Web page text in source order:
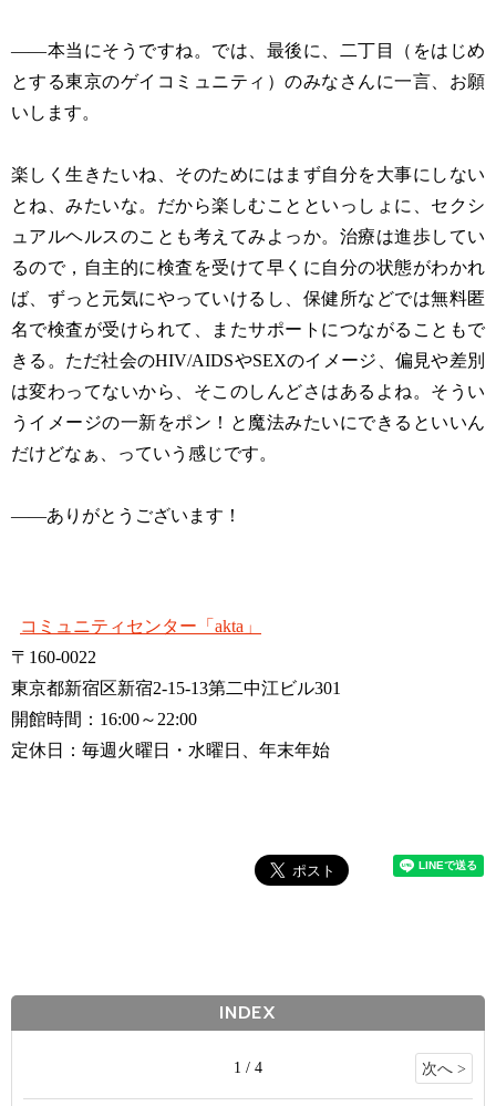
——本当にそうですね。では、最後に、二丁目（をはじめ
とする東京のゲイコミュニティ）のみなさんに一言、お願
いします。
楽しく生きたいね、そのためにはまず自分を大事にしない
とね、みたいな。だから楽しむことといっしょに、セクシ
ュアルヘルスのことも考えてみよっか。治療は進歩してい
るので，自主的に検査を受けて早くに自分の状態がわかれ
ば、ずっと元気にやっていけるし、保健所などでは無料匿
名で検査が受けられて、またサポートにつながることもで
きる。ただ社会のHIV/AIDSやSEXのイメージ、偏見や差別
は変わってないから、そこのしんどさはあるよね。そうい
うイメージの一新をポン！と魔法みたいにできるといいん
だけどなぁ、っていう感じです。
——ありがとうございます！
コミュニティセンター「akta」
〒160-0022
東京都新宿区新宿2-15-13第二中江ビル301
開館時間：16:00～22:00
定休日：毎週火曜日・水曜日、年末年始
INDEX
1 / 4 次へ >